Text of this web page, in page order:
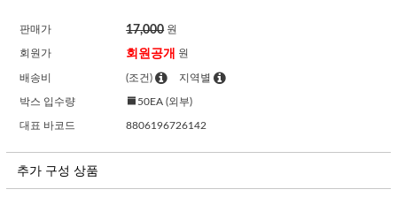
판매가 17,000원
회원가 회원공개 원
배송비 (조건) 지역별
박스 입수량 50EA (외부)
대표 바코드 8806196726142
추가 구성 상품